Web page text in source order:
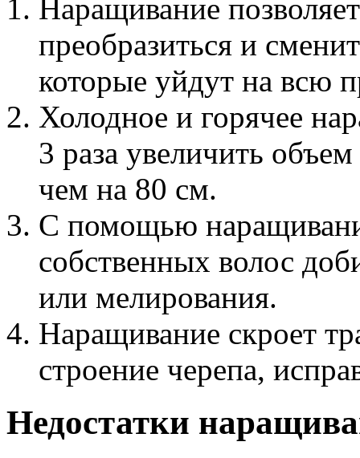
Наращивание
преобразиться и
которые уйдут на всю
Холодное и горячее
3 раза увеличить
чем на 80 см.
С помощью
собственных волос
или мелирования.
Наращивание скроет
строение черепа,
Недостатки